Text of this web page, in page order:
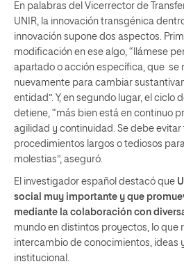
En palabras del Vicerrector de
UNIR, la innovación transgénica
innovación supone dos aspectos.
modificación en ese algo, “llámese
apartado o acción específica, que se
nuevamente para cambiar
entidad”. Y, en segundo lugar, el ciclo
detiene, “más bien está en continuo
agilidad y continuidad. Se debe
procedimientos largos o tediosos
molestias”, aseguró.
El investigador español destacó que
social muy importante y que
mediante la colaboración con
mundo en distintos proyectos, lo que
intercambio de conocimientos, ideas
institucional.